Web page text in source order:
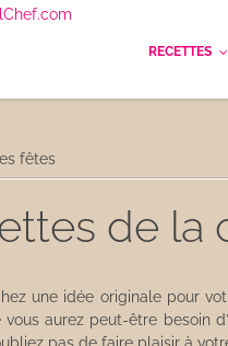
RECETTES
Le Pain
Apéritifs
Entrées
Les fêtes
de la
une idée originale pour
aurez peut-être besoin